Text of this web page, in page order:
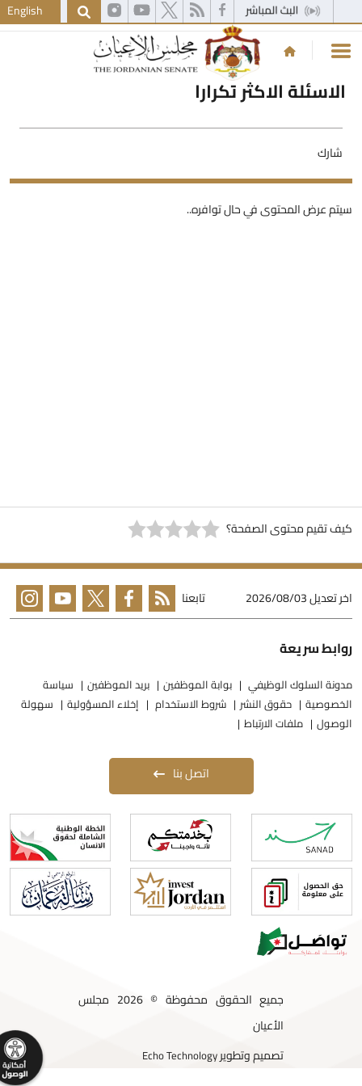
English
الاسئلة الاكثر تكرارا
شارك
سيتم عرض المحتوى في حال توافره..
كيف تقيم محتوى الصفحة؟
اخر تعديل2026/08/03 تابعنا
روابط سريعة
مدونة السلوك الوظيفي بوابة الموظفين بريد الموظفين
سياسة
الخصوصية
حقوق النشر شروط الاستخدام إخلاء المسؤولية
سهولة
الوصول
ملفات الارتباط
اتصل بنا
جميع الحقوق محفوظة © 2026 مجلس
الأعيان
تصميم وتطويرEcho Technology